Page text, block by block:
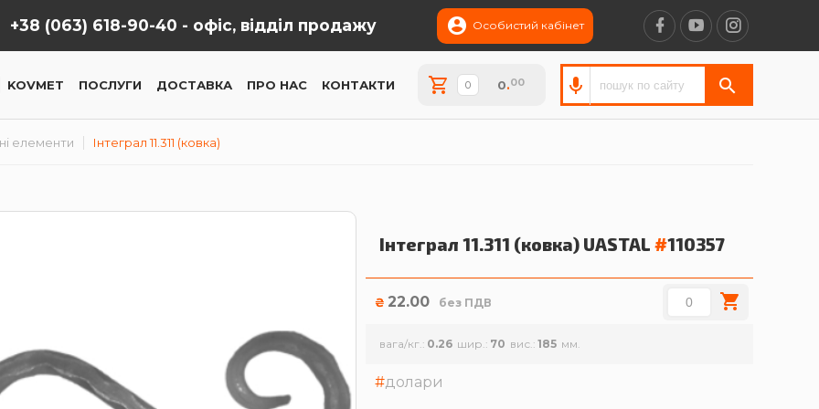
+38 (063) 618-90-40 - офіс, відділ продажу Особистий кабінет
KOVMET ПОСЛУГИ ДОСТАВКА ПРО НАС КОНТАКТИ 0.00
елементи Інтеграл 11.311 (ковка)
Інтеграл 11.311 (ковка) UASTAL #110357
₴ 22.00 без ПДВ
вага/кг. 0.26 шир. 70 вис. 185
долари